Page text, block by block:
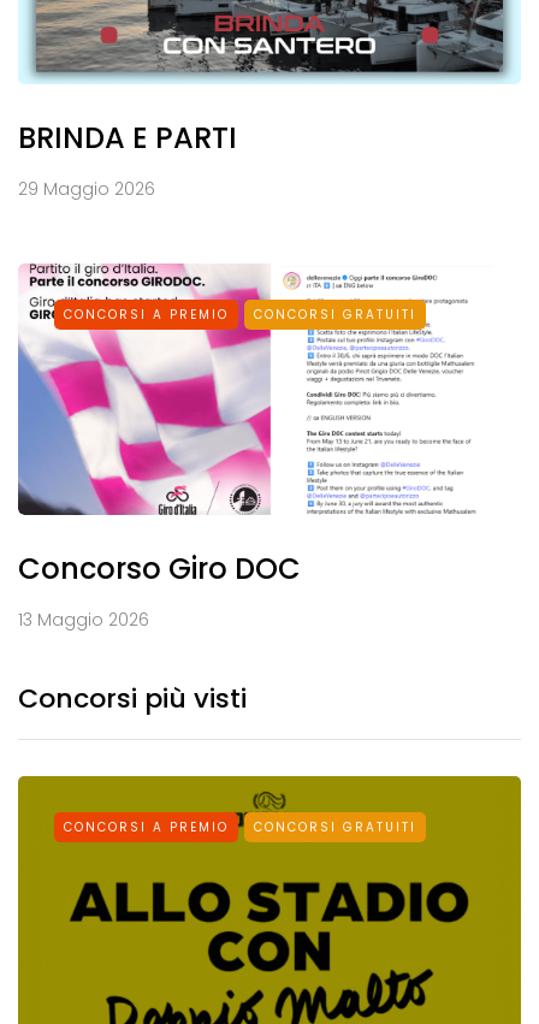
BRINDA E PARTI
29 Maggio 2026
CONCORSI A PREMIO CONCORSI GRATUITI
Concorso Giro DOC
13 Maggio 2026
Concorsi più visti
CONCORSI A PREMIO CONCORSI GRATUITI